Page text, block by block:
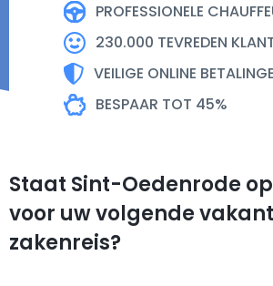
PROFESSIONELE
230.000 TEVREDEN
VEILIGE ONLINE
BESPAAR TOT 45%
Staat Sint-Oedenrode
voor uw volgende
zakenreis?